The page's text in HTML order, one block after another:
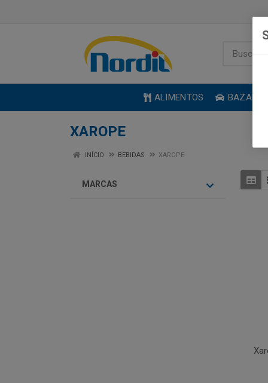
ALIMENTOS BAZAR
XAROPE
INÍCIO BEBIDAS XAROPE
MARCAS